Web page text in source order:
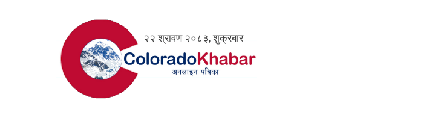
२२ श्रावण २०८३, शुक्रबार